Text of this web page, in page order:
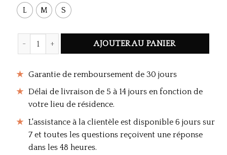
L M S
Quantité Elegant Grey Fur Poncho
AJOUTER AU PANIER
Garantie de remboursement de 30 jours
Délai de livraison de 5 à 14 jours en fonction de
votre lieu de résidence.
L'assistance à la clientèle est disponible 6 jours sur
7 et toutes les questions reçoivent une réponse
dans les 48 heures.